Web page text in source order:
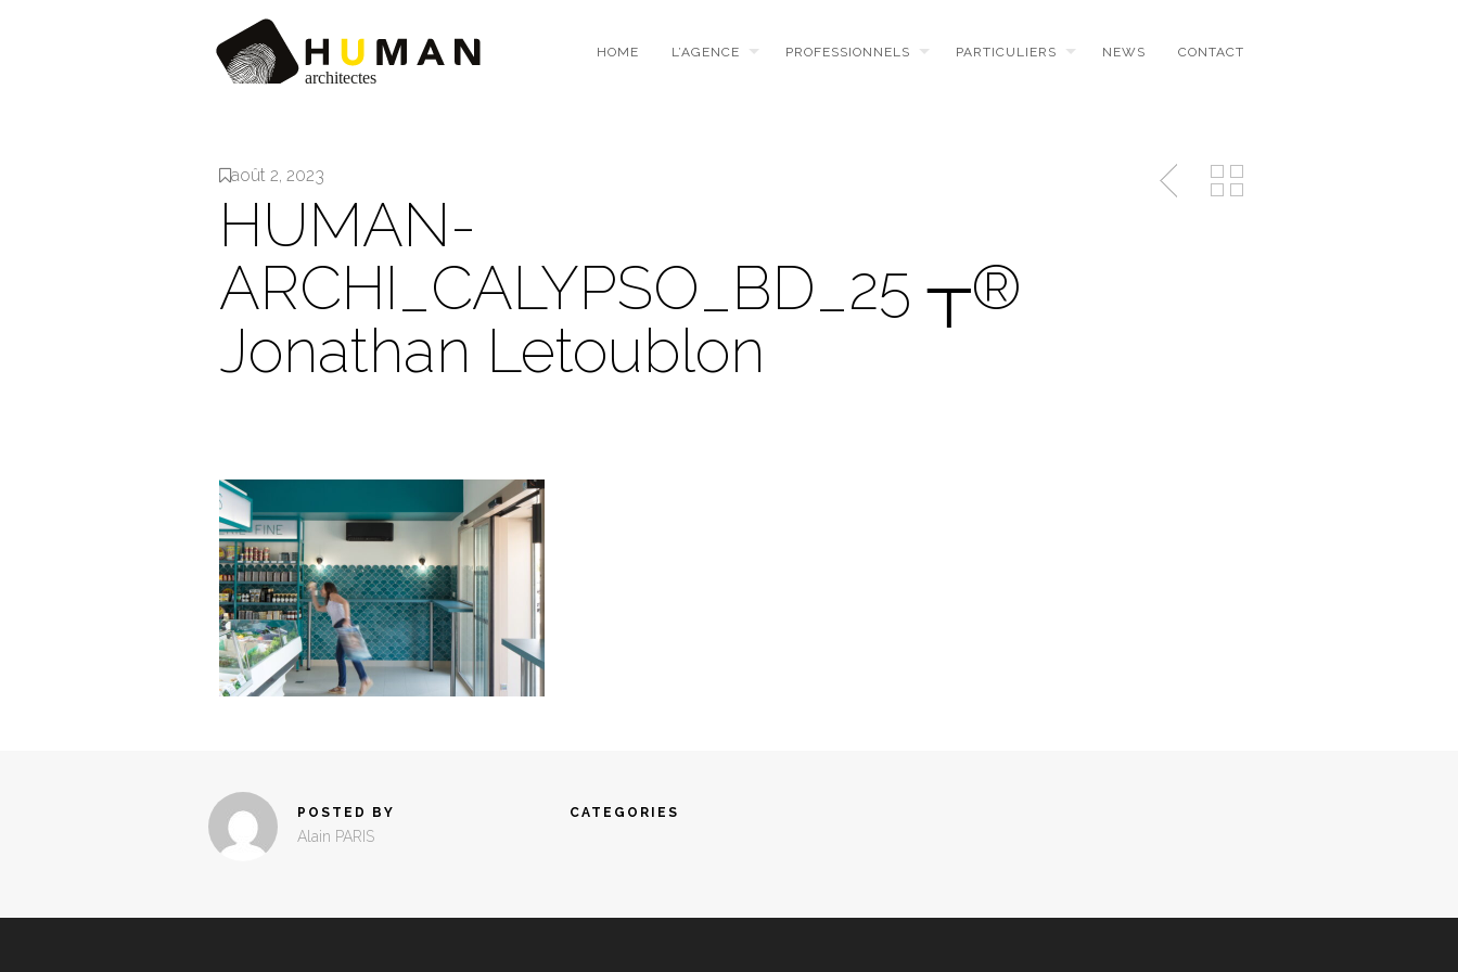
HOME L’AGENCE PROFESSIONNELS PARTICULIERS NEWS CONTACT
août 2, 2023
HUMAN-
ARCHI_CALYPSO_BD_25 ┬®
Jonathan Letoublon
POSTED BY
Alain PARIS
CATEGORIES